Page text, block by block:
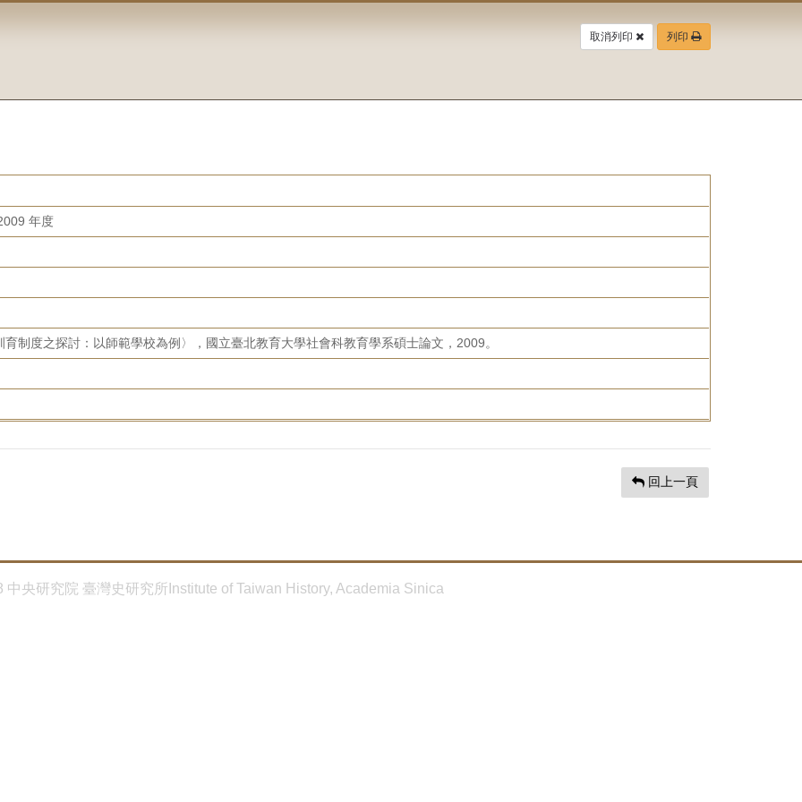
取消列印 列印
年度
育制度之探討：以師範學校為例〉，國立臺北教育大學社會科教育學系碩士論文，2009。
回上一頁
中央研究院 臺灣史研究所Institute of Taiwan History, Academia Sinica